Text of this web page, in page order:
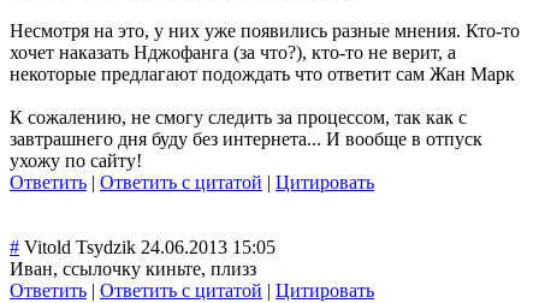
Несмотря на это, у них уже появились разные мнения. Кто-то
хочет наказать Нджофанга (за что?), кто-то не верит, а
некоторые предлагают подождать что ответит сам Жан Марк
К сожалению, не смогу следить за процессом, так как с
завтрашнего дня буду без интернета... И вообще в отпуск
ухожу по сайту!
Ответить | Ответить с цитатой | Цитировать
# Vitold Tsydzik 24.06.2013 15:05
Иван, ссылочку киньте, плизз
Ответить | Ответить с цитатой | Цитировать